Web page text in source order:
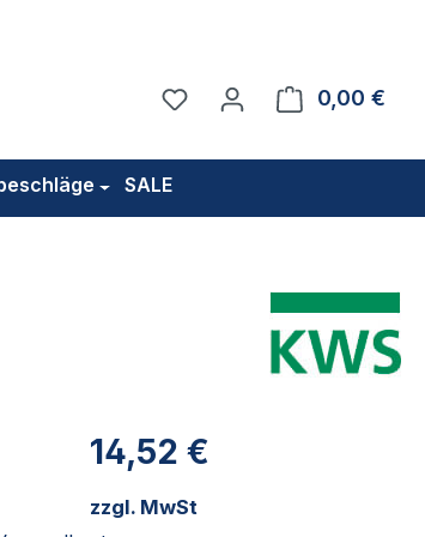
Du hast 0 Produkte auf
0,00 €
SALE
14,52 €
zzgl. MwSt